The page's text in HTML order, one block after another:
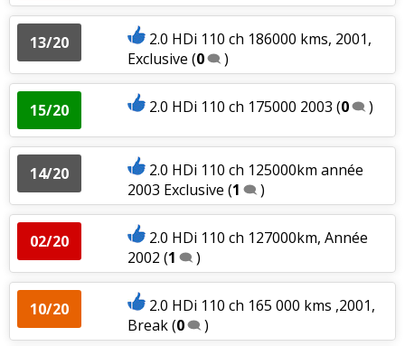
13/20
2.0 HDi 110 ch 186000 kms, 2001,
Exclusive (0 )
15/20 2.0 HDi 110 ch 175000 2003 (0 )
14/20
2.0 HDi 110 ch 125000km année
2003 Exclusive (1 )
02/20
2.0 HDi 110 ch 127000km, Année
2002 (1 )
10/20
2.0 HDi 110 ch 165 000 kms ,2001,
Break(0 )